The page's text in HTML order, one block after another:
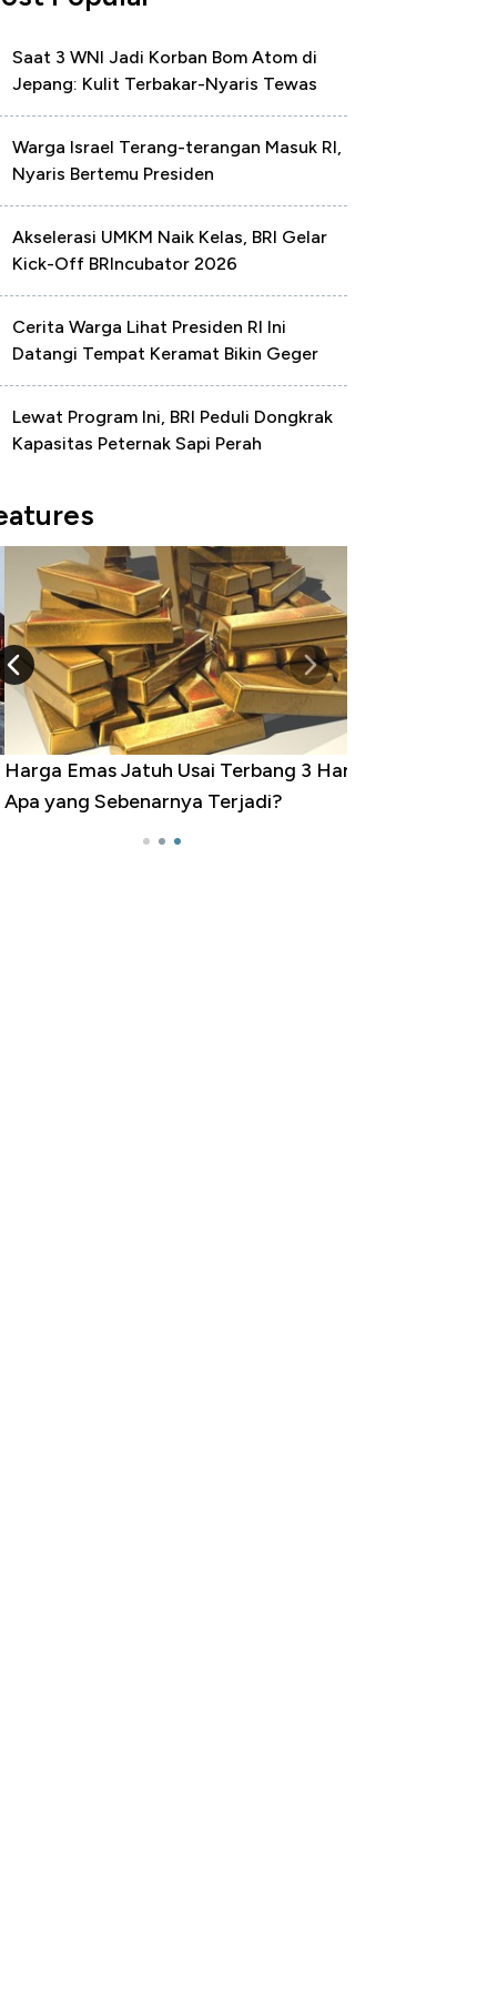
Saat 3 WNI Jadi Korban Bom Atom di
Jepang: Kulit Terbakar-Nyaris Tewas
Warga Israel Terang-terangan Masuk RI,
Nyaris Bertemu Presiden
Akselerasi UMKM Naik Kelas, BRI Gelar
Kick-Off BRIncubator 2026
Cerita Warga Lihat Presiden RI Ini
Datangi Tempat Keramat Bikin Geger
Lewat Program Ini, BRI Peduli Dongkrak
Kapasitas Peternak Sapi Perah
Emas Jatuh Usai Terbang 3 Hari,
yang Sebenarnya Terjadi?